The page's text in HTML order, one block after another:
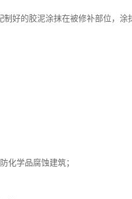
好的胶泥涂抹在被修补部位，
化学品腐蚀建筑；